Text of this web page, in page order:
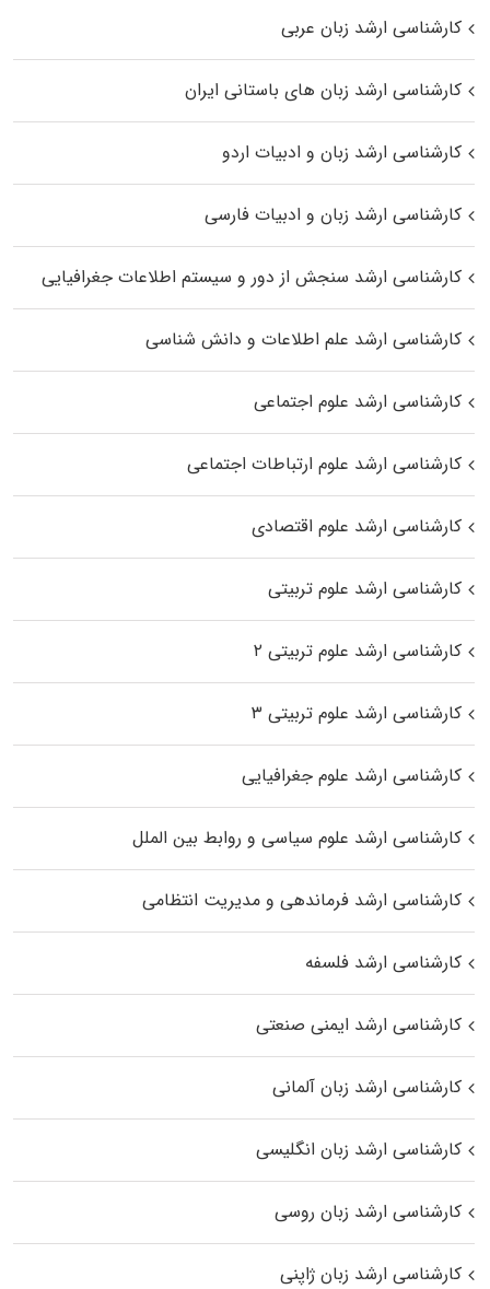
کارشناسی ارشد زبان عربی
کارشناسی ارشد زبان‌ های باستانی ایران
کارشناسی ارشد زبان و ادبیات اردو
کارشناسی ارشد زبان و ادبیات فارسی
کارشناسی ارشد سنجش از دور و سیستم اطلاعات جغرافیایی
کارشناسی ارشد علم اطلاعات و دانش شناسی
کارشناسی ارشد علوم اجتماعی
کارشناسی ارشد علوم ارتباطات اجتماعی
کارشناسی ارشد علوم اقتصادی
کارشناسی ارشد علوم تربیتی
کارشناسی ارشد علوم تربیتی ۲
کارشناسی ارشد علوم تربیتی ۳
کارشناسی ارشد علوم جغرافیایی
کارشناسی ارشد علوم سیاسی و روابط بین الملل
کارشناسی ارشد فرماندهی و مدیریت انتظامی
کارشناسی ارشد فلسفه
کارشناسی ارشد ایمنی صنعتی
کارشناسی ارشد زبان آلمانی
کارشناسی ارشد زبان انگلیسی
کارشناسی ارشد زبان روسی
کارشناسی ارشد زبان ژاپنی